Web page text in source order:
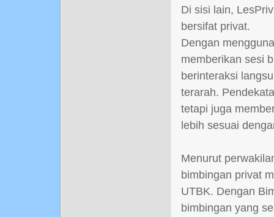
Di sisi lain,
bersifat privat.
Dengan
memberikan sesi
berinteraksi
terarah.
tetapi juga
lebih sesuai
Menurut
bimbingan privat
UTBK. Dengan
bimbingan yang